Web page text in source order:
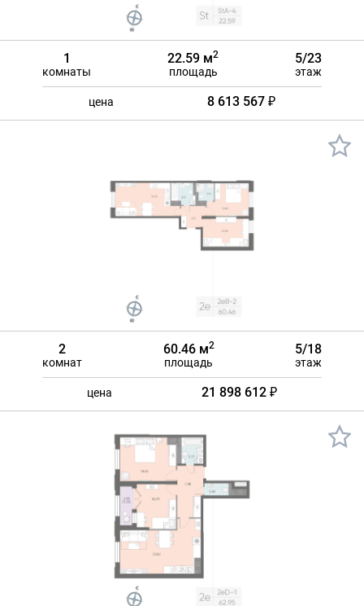
1
комнаты
22.59 м2
площадь
5/23
этаж
цена 8 613 567 ₽
2
комнат
60.46 м2
площадь
5/18
этаж
цена 21 898 612 ₽